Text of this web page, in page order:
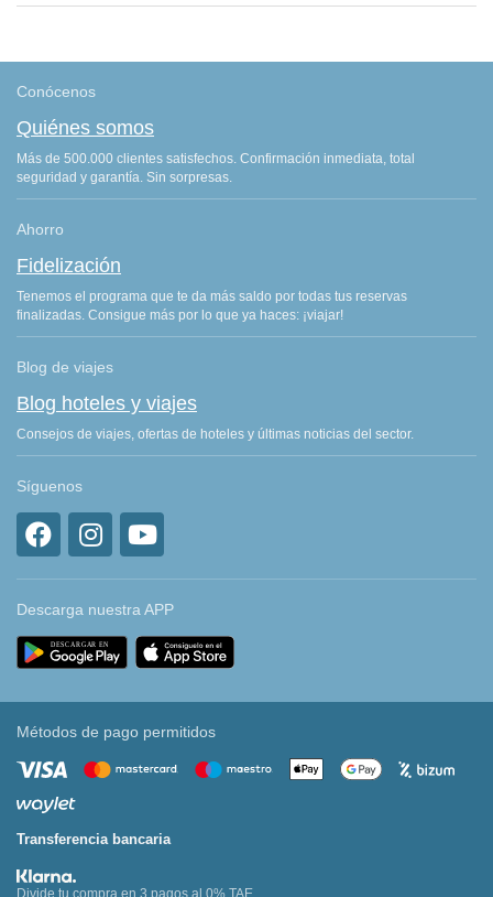
Conócenos
Quiénes somos
Más de 500.000 clientes satisfechos. Confirmación inmediata, total
seguridad y garantía. Sin sorpresas.
Ahorro
Fidelización
Tenemos el programa que te da más saldo por todas tus reservas
finalizadas. Consigue más por lo que ya haces: ¡viajar!
Blog de viajes
Blog hoteles y viajes
Consejos de viajes, ofertas de hoteles y últimas noticias del sector.
Síguenos
Descarga nuestra APP
Métodos de pago permitidos
Transferencia bancaria
Divide tu compra en 3 pagos al 0% TAE